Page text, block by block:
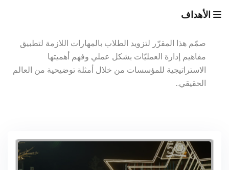
الأهداف
صمّم هذا المقرّر لتزويد الطلاب بالمهارات اللازمة لتطبيق
مفاهيم إدارة العمليّات بشكل عملي وفهم أهميتها
الاستراتيجية للمؤسسات من خلال أمثلة توضيحية من العالم
الحقيقي..